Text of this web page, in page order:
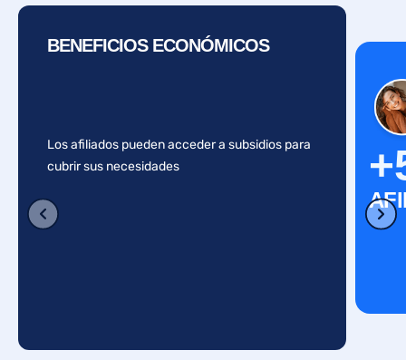
BENEFICIOS ECONÓMICOS
Los afiliados pueden acceder a subsidios para
cubrir sus necesidades
+